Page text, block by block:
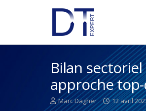
Bilan sectoriel
approche
Marc Dagher 12 avril